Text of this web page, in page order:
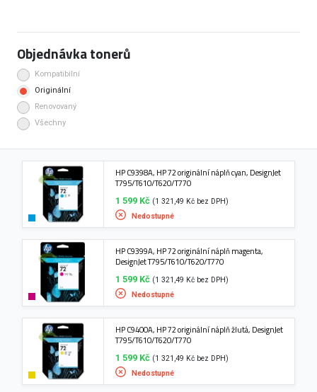
Objednávka tonerů
Kompatibilní
Originální
Renovovaný
Všechny
HP C9398A, HP 72 originální náplň cyan, DesignJet
T795/T610/T620/T770
1 599 Kč (1 321,49 Kč bez DPH)
Nedostupné
HP C9399A, HP 72 originální náplň magenta,
DesignJet T795/T610/T620/T770
1 599 Kč (1 321,49 Kč bez DPH)
Nedostupné
HP C9400A, HP 72 originální náplň žlutá, DesignJet
T795/T610/T620/T770
1 599 Kč (1 321,49 Kč bez DPH)
Nedostupné